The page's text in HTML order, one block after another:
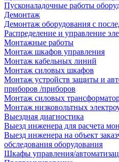
Пусконаладочные работы
Демонтаж
Демонтаж оборудования с
Распределение и управление
Монтажные работы
Монтаж шкафов управления
Монтаж кабельных линий
Монтаж силовых шкафов
Монтаж устройств защиты и
приборов /приборов
Монтаж силовых
Монтаж низковольтных
Выездная диагностика
Выезд инженера для расчета
Выезд инженера на объект
обследования оборудования
Шкафы управления/